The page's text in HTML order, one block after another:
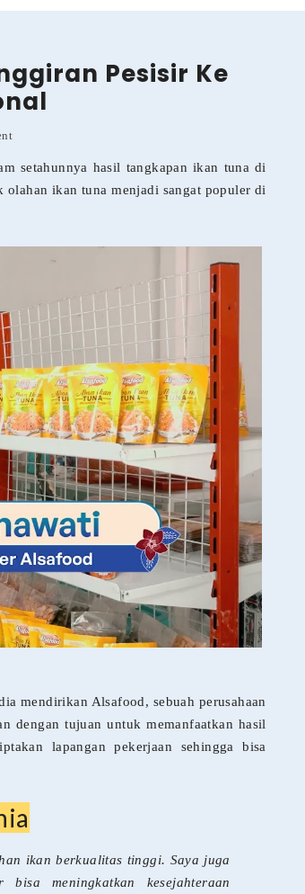
Pesisir Ke
setahunnya hasil tangkapan ikan tuna di
ikan tuna menjadi sangat populer di
mendirikan Alsafood, sebuah perusahaan
dengan tujuan untuk memanfaatkan hasil
lapangan pekerjaan sehingga bisa
ikan berkualitas tinggi. Saya juga
meningkatkan kesejahteraan